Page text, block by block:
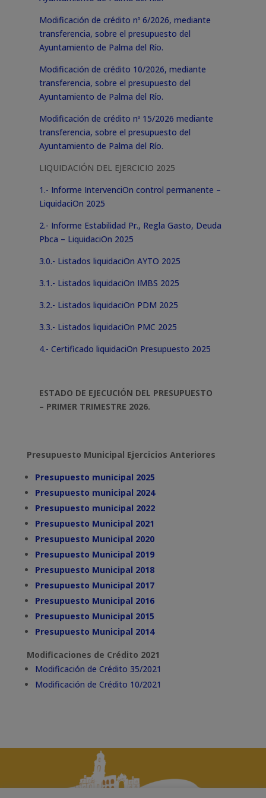
Modificación de crédito nº 6/2026, mediante
transferencia, sobre el presupuesto del
Ayuntamiento de Palma del Río.
Modificación de crédito 10/2026, mediante
transferencia, sobre el presupuesto del
Ayuntamiento de Palma del Río.
Modificación de crédito nº 15/2026 mediante
transferencia, sobre el presupuesto del
Ayuntamiento de Palma del Río.
LIQUIDACIÓN DEL EJERCICIO 2025
1.- Informe IntervenciOn control permanente –
LiquidaciOn 2025
2.- Informe Estabilidad Pr., Regla Gasto, Deuda
Pbca – LiquidaciOn 2025
3.0.- Listados liquidaciOn AYTO 2025
3.1.- Listados liquidaciOn IMBS 2025
3.2.- Listados liquidaciOn PDM 2025
3.3.- Listados liquidaciOn PMC 2025
4.- Certificado liquidaciOn Presupuesto 2025
ESTADO DE EJECUCIÓN DEL PRESUPUESTO
– PRIMER TRIMESTRE 2026.
Presupuesto Municipal Ejercicios Anteriores
Presupuesto municipal 2025
Presupuesto municipal 2024
Presupuesto municipal 2022
Presupuesto Municipal 2021
Presupuesto Municipal 2020
Presupuesto Municipal 2019
Presupuesto Municipal 2018
Presupuesto Municipal 2017
Presupuesto Municipal 2016
Presupuesto Municipal 2015
Presupuesto Municipal 2014
Modificaciones de Crédito 2021
Modificación de Crédito 35/2021
Modificación de Crédito 10/2021